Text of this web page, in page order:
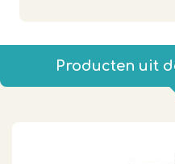
Producten uit